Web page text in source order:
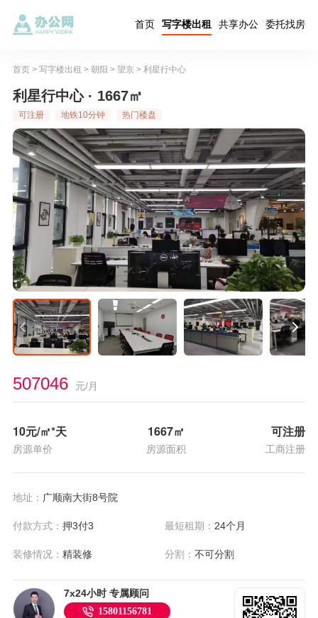
首页 写字楼出租 共享办公 委托找房
首页> 写字楼出租 > 朝阳 > 望京> 利星行中心
利星行中心 · 1667㎡
可注册 地铁10分钟 热门楼盘
507046 元/月
10元/㎡*天
房源单价
1667㎡
房源面积
可注册
工商注册
地址： 广顺南大街8号院
付款方式： 押3付3 最短租期： 24个月
装修情况： 精装修 分割：不可分割
7x24小时 专属顾问
15801156781